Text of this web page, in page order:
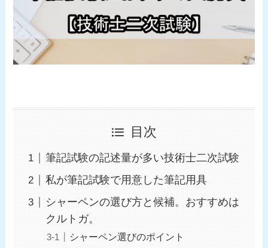
目次
筆記試験の記述量が多い技術士二次試験
私が筆記試験で用意した筆記用具
シャーペンの選び方と候補。おすすめは
クルトガ。
シャーペン選びのポイント